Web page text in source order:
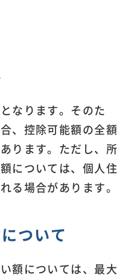
なります。そのた
、控除可能額の全額
ります。ただし、所
については、個人住
る場合があります。
ついて
額については、最大